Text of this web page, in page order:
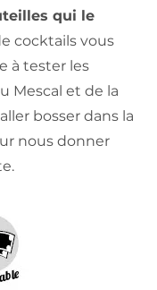
qui le
cocktails vous
à tester les
Mescal et de la
bosser dans la
nous donner